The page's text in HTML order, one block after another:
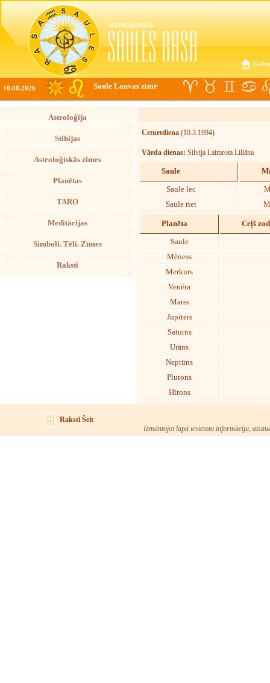
10.08.2026 Saule Lauvas zīmē
Astroloģija
Stihijas
Astroloģiskās zīmes
Planētas
TARO
Meditācijas
Simboli. Tēli. Zīmes
Raksti
Ceturtdiena (10.3.1994)
Vārda dienas: Silvija Laimrota Liliāna
Saule
Saule lec
Saule riet
Planēta Ceļš
Saule
Mēness
Merkurs
Venēra
Marss
Jupiters
Saturns
Urāns
Neptūns
Plutons
Hīrons
Raksti Šeit
Izmantojot lapā ievietoto informāciju,